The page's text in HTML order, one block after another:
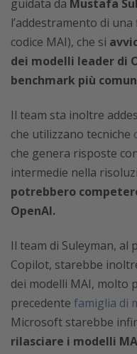
guidata da Mustafa
l’addestramento di
codice MAI), che si
dei modelli leader di
benchmark più
Il team sta inoltre
che utilizzano tecniche
che genera risposte
intermedie nella
potrebbero
OpenAI.
Il team di Suleyman, al
Copilot, starebbe
dei modelli MAI, molto
precedente famiglia di
Microsoft starebbe
rilasciare i modelli